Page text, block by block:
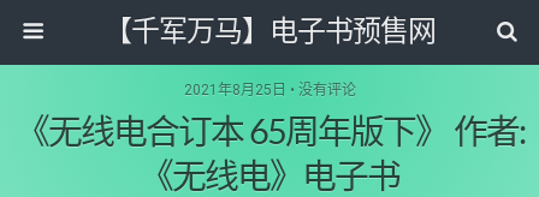
【千军万马】电子书预售网
2021年8月25日 • 没有评论
《无线电合订本 65周年版下》 作者:
《无线电》电子书